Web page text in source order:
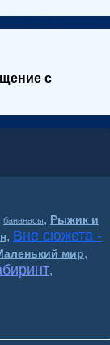
с
бананасы, Рыжик и
, Вне сюжета -
мир,
,